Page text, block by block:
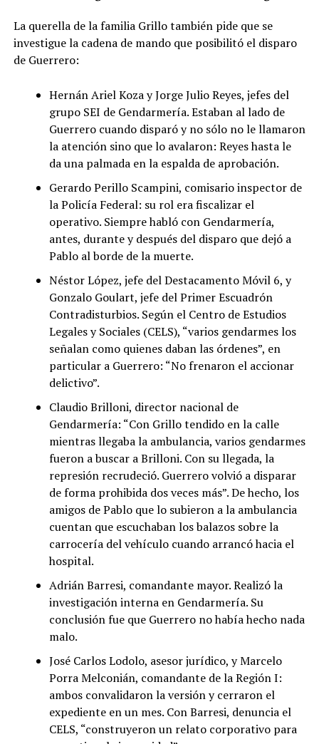
La querella de la familia Grillo también pide que se
investigue la cadena de mando que posibilitó el disparo
de Guerrero:
Hernán Ariel Koza y Jorge Julio Reyes, jefes del
grupo SEI de Gendarmería. Estaban al lado de
Guerrero cuando disparó y no sólo no le llamaron
la atención sino que lo avalaron: Reyes hasta le
da una palmada en la espalda de aprobación.
Gerardo Perillo Scampini, comisario inspector de
la Policía Federal: su rol era fiscalizar el
operativo. Siempre habló con Gendarmería,
antes, durante y después del disparo que dejó a
Pablo al borde de la muerte.
Néstor López, jefe del Destacamento Móvil 6, y
Gonzalo Goulart, jefe del Primer Escuadrón
Contradisturbios. Según el Centro de Estudios
Legales y Sociales (CELS), “varios gendarmes los
señalan como quienes daban las órdenes”, en
particular a Guerrero: “No frenaron el accionar
delictivo”.
Claudio Brilloni, director nacional de
Gendarmería: “Con Grillo tendido en la calle
mientras llegaba la ambulancia, varios gendarmes
fueron a buscar a Brilloni. Con su llegada, la
represión recrudeció. Guerrero volvió a disparar
de forma prohibida dos veces más”. De hecho, los
amigos de Pablo que lo subieron a la ambulancia
cuentan que escuchaban los balazos sobre la
carrocería del vehículo cuando arrancó hacia el
hospital.
Adrián Barresi, comandante mayor. Realizó la
investigación interna en Gendarmería. Su
conclusión fue que Guerrero no había hecho nada
malo.
José Carlos Lodolo, asesor jurídico, y Marcelo
Porra Melconián, comandante de la Región I:
ambos convalidaron la versión y cerraron el
expediente en un mes. Con Barresi, denuncia el
CELS, “construyeron un relato corporativo para